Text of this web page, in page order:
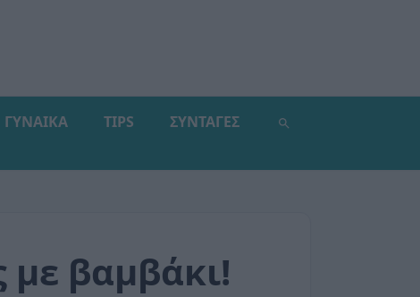
ΓΥΝΑΙΚΑ TIPS ΣΥΝΤΑΓΕΣ
βαμβάκι!